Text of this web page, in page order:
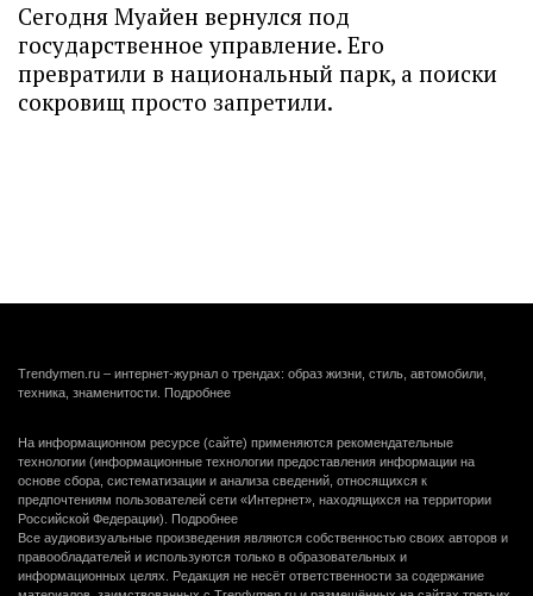
Сегодня Муайен вернулся под
государственное управление. Его
превратили в национальный парк, а поиски
сокровищ просто запретили.
Trendymen.ru – интернет-журнал о трендах: образ жизни, стиль, автомобили,
техника, знаменитости. Подробнее
На информационном ресурсе (сайте) применяются рекомендательные
технологии (информационные технологии предоставления информации на
основе сбора, систематизации и анализа сведений, относящихся к
предпочтениям пользователей сети «Интернет», находящихся на территории
Российской Федерации). Подробнее
Все аудиовизуальные произведения являются собственностью своих авторов и
правообладателей и используются только в образовательных и
информационных целях. Редакция не несёт ответственности за содержание